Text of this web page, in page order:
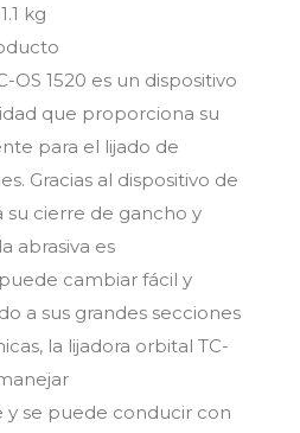
kg
OS 1520 es un dispositivo
que proporciona su
para el lijado de
Gracias al dispositivo de
su cierre de gancho y
abrasiva es
cambiar fácil y
a sus grandes secciones
la lijadora orbital TC-
se puede conducir con